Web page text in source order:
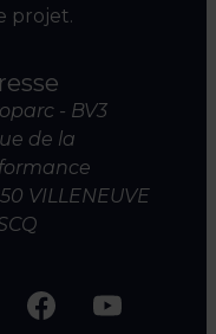
projet.
- BV3
de la
VILLENEUVE